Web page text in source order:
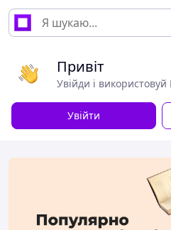
Привіт
Увійди і
Увійти